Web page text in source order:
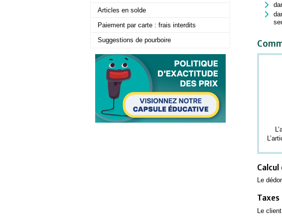
Articles en solde
Paiement par carte : frais interdits
Suggestions de pourboire
Le
Taxes
Le